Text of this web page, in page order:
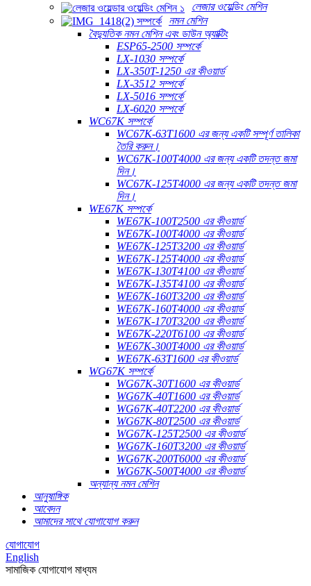
লেজার ওয়েল্ডিং মেশিন
নমন মেশিন
বৈদ্যুতিক নমন মেশিন এবং ডাউন অ্যাক্টিং
ESP65-2500 সম্পর্কে
LX-1030 সম্পর্কে
LX-350T-1250 এর কীওয়ার্ড
LX-3512 সম্পর্কে
LX-5016 সম্পর্কে
LX-6020 সম্পর্কে
WC67K সম্পর্কে
WC67K-63T1600 এর জন্য একটি সম্পূর্ণ তালিকা
তৈরি করুন।
WC67K-100T4000 এর জন্য একটি তদন্ত জমা
দিন।
WC67K-125T4000 এর জন্য একটি তদন্ত জমা
দিন।
WE67K সম্পর্কে
WE67K-100T2500 এর কীওয়ার্ড
WE67K-100T4000 এর কীওয়ার্ড
WE67K-125T3200 এর কীওয়ার্ড
WE67K-125T4000 এর কীওয়ার্ড
WE67K-130T4100 এর কীওয়ার্ড
WE67K-135T4100 এর কীওয়ার্ড
WE67K-160T3200 এর কীওয়ার্ড
WE67K-160T4000 এর কীওয়ার্ড
WE67K-170T3200 এর কীওয়ার্ড
WE67K-220T6100 এর কীওয়ার্ড
WE67K-300T4000 এর কীওয়ার্ড
WE67K-63T1600 এর কীওয়ার্ড
WG67K সম্পর্কে
WG67K-30T1600 এর কীওয়ার্ড
WG67K-40T1600 এর কীওয়ার্ড
WG67K-40T2200 এর কীওয়ার্ড
WG67K-80T2500 এর কীওয়ার্ড
WG67K-125T2500 এর কীওয়ার্ড
WG67K-160T3200 এর কীওয়ার্ড
WG67K-200T6000 এর কীওয়ার্ড
WG67K-500T4000 এর কীওয়ার্ড
অন্যান্য নমন মেশিন
আনুষাঙ্গিক
আবেদন
আমাদের সাথে যোগাযোগ করুন
যোগাযোগ
English
সামাজিক যোগাযোগ মাধ্যম